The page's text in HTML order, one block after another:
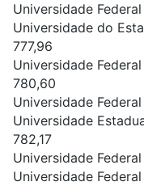
Universidade
Universidade do
777,96
Universidade
780,60
Universidade
Universidade
782,17
Universidade
Universidade